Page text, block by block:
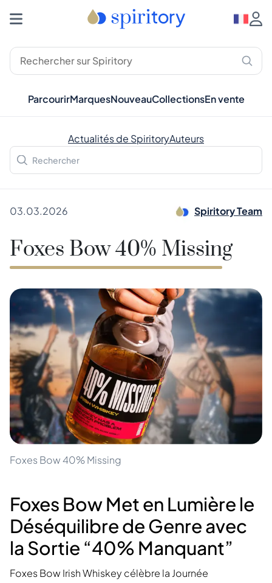
ParcourirMarquesNouveauCollectionsEn vente
Actualités de SpiritoryAuteurs
03.03.2026 Spiritory Team
Foxes Bow 40% Missing
Foxes Bow 40% Missing
Foxes Bow Met en Lumière le
Déséquilibre de Genre avec
la Sortie “40% Manquant”
Foxes Bow Irish Whiskey célèbre la Journée